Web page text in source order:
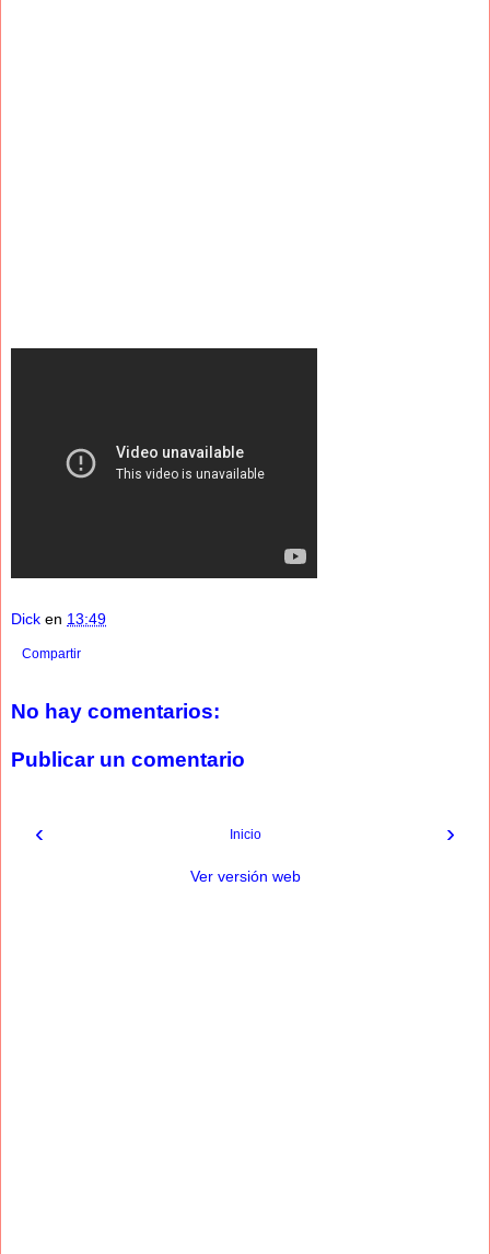
Dick en 13:49
Compartir
No hay comentarios:
Publicar un comentario
‹ ›
Inicio
Ver versión web